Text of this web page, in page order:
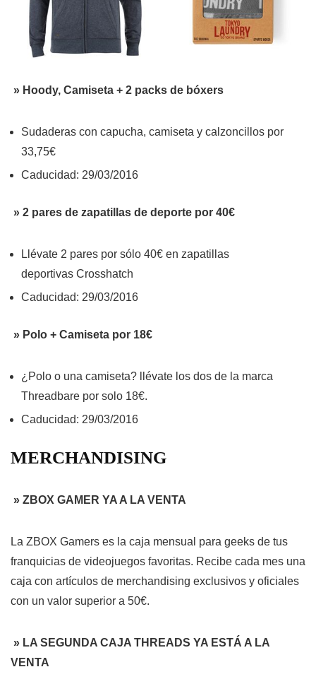
» Hoody, Camiseta + 2 packs de bóxers
Sudaderas con capucha, camiseta y calzoncillos por
33,75€
Caducidad: 29/03/2016
» 2 pares de zapatillas de deporte por 40€
Llévate 2 pares por sólo 40€ en zapatillas
deportivas Crosshatch
Caducidad: 29/03/2016
» Polo + Camiseta por 18€
¿Polo o una camiseta? llévate los dos de la marca
Threadbare por solo 18€.
Caducidad: 29/03/2016
MERCHANDISING
» ZBOX GAMER YA A LA VENTA
La ZBOX Gamers es la caja mensual para geeks de tus
franquicias de videojuegos favoritas. Recibe cada mes una
caja con artículos de merchandising exclusivos y oficiales
con un valor superior a 50€.
» LA SEGUNDA CAJA THREADS YA ESTÁ A LA
VENTA